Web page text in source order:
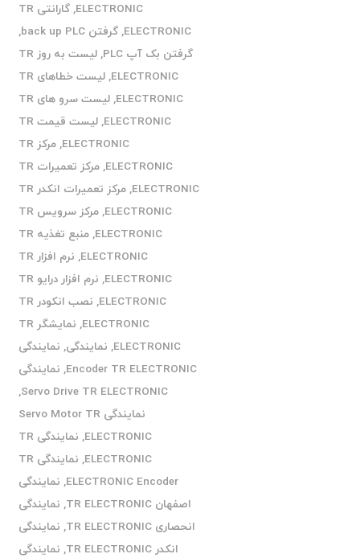
ELECTRONIC
,
گارانتی TR
ELECTRONIC
,گرفتن back up PLC
,
گرفتن بک آپ PLC
,
لیست به روز TR
ELECTRONIC
,
لیست خطاهای TR
ELECTRONIC
,
لیست سرو های TR
ELECTRONIC
,
لیست قیمت TR
ELECTRONIC
,
مرکز TR
ELECTRONIC
,
مرکز تعمیرات TR
ELECTRONIC
,
مرکز تعمیرات انکدر TR
ELECTRONIC
,
مرکز سرویس TR
ELECTRONIC
,
منبع تغذیه TR
ELECTRONIC
,
نرم افزار TR
ELECTRONIC
,
نرم افزار درایو TR
ELECTRONIC
,
نصب انکودر TR
ELECTRONIC
,
نمایشگر TR
ELECTRONIC
, نمایندگی, نمایندگی
Encoder TR ELECTRONIC
, نمایندگی
Servo Drive TR ELECTRONIC
,
نمایندگی Servo Motor TR
ELECTRONIC
,
نمایندگی TR
ELECTRONIC
,
نمایندگی TR
ELECTRONIC Encoder
, نمایندگی
اصفهان TR ELECTRONIC
, نمایندگی
انحصاری TR ELECTRONIC
, نمایندگی
انکدر TR ELECTRONIC
, نمایندگی